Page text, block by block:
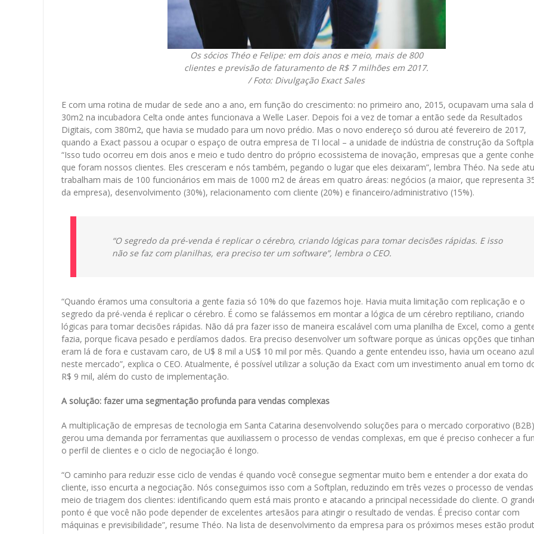
Os sócios Théo e Felipe: em dois anos e meio, mais de 800
clientes e previsão de faturamento de R$ 7 milhões em 2017.
/ Foto: Divulgação Exact Sales
E com uma rotina de mudar de sede ano a ano, em função do crescimento: no primeiro ano, 2015, ocupavam uma sala
30m2 na incubadora Celta onde antes funcionava a Welle Laser. Depois foi a vez de tomar a então sede da Resultados
Digitais, com 380m2, que havia se mudado para um novo prédio. Mas o novo endereço só durou até fevereiro de 2017,
quando a Exact passou a ocupar o espaço de outra empresa de TI local – a unidade de indústria de construção da
“Isso tudo ocorreu em dois anos e meio e tudo dentro do próprio ecossistema de inovação, empresas que a gente
que foram nossos clientes. Eles cresceram e nós também, pegando o lugar que eles deixaram”, lembra Théo. Na sede
trabalham mais de 100 funcionários em mais de 1000 m2 de áreas em quatro áreas: negócios (a maior, que representa
da empresa), desenvolvimento (30%), relacionamento com cliente (20%) e financeiro/administrativo (15%).
“O segredo da pré-venda é replicar o cérebro, criando lógicas para tomar decisões rápidas. E isso
não se faz com planilhas, era preciso ter um software”, lembra o CEO.
“Quando éramos uma consultoria a gente fazia só 10% do que fazemos hoje. Havia muita limitação com replicação e o
segredo da pré-venda é replicar o cérebro. É como se falássemos em montar a lógica de um cérebro reptiliano, criando
lógicas para tomar decisões rápidas. Não dá pra fazer isso de maneira escalável com uma planilha de Excel, como a
fazia, porque ficava pesado e perdíamos dados. Era preciso desenvolver um software porque as únicas opções que
eram lá de fora e custavam caro, de U$ 8 mil a US$ 10 mil por mês. Quando a gente entendeu isso, havia um oceano azul
neste mercado”, explica o CEO. Atualmente, é possível utilizar a solução da Exact com um investimento anual em torno
R$ 9 mil, além do custo de implementação.
A solução: fazer uma segmentação profunda para vendas complexas
A multiplicação de empresas de tecnologia em Santa Catarina desenvolvendo soluções para o mercado corporativo (B2B)
gerou uma demanda por ferramentas que auxiliassem o processo de vendas complexas, em que é preciso conhecer a
o perfil de clientes e o ciclo de negociação é longo.
“O caminho para reduzir esse ciclo de vendas é quando você consegue segmentar muito bem e entender a dor exata do
cliente, isso encurta a negociação. Nós conseguimos isso com a Softplan, reduzindo em três vezes o processo de
meio de triagem dos clientes: identificando quem está mais pronto e atacando a principal necessidade do cliente. O
ponto é que você não pode depender de excelentes artesãos para atingir o resultado de vendas. É preciso contar com
máquinas e previsibilidade”, resume Théo. Na lista de desenvolvimento da empresa para os próximos meses estão